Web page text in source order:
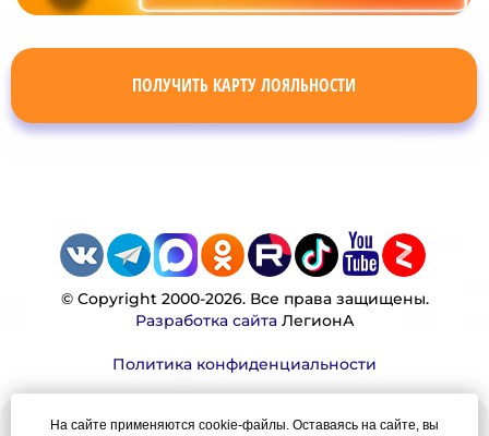
ПОЛУЧИТЬ КАРТУ ЛОЯЛЬНОСТИ
© Copyright 2000-2026. Все права защищены.
Разработка сайтаЛегионА
Политика конфиденциальности
На сайте применяются cookie-файлы. Оставаясь на сайте, вы